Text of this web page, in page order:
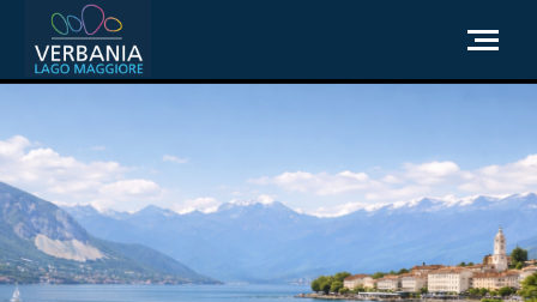
Come raggiungerci
Infopoint Turistico
Meteo